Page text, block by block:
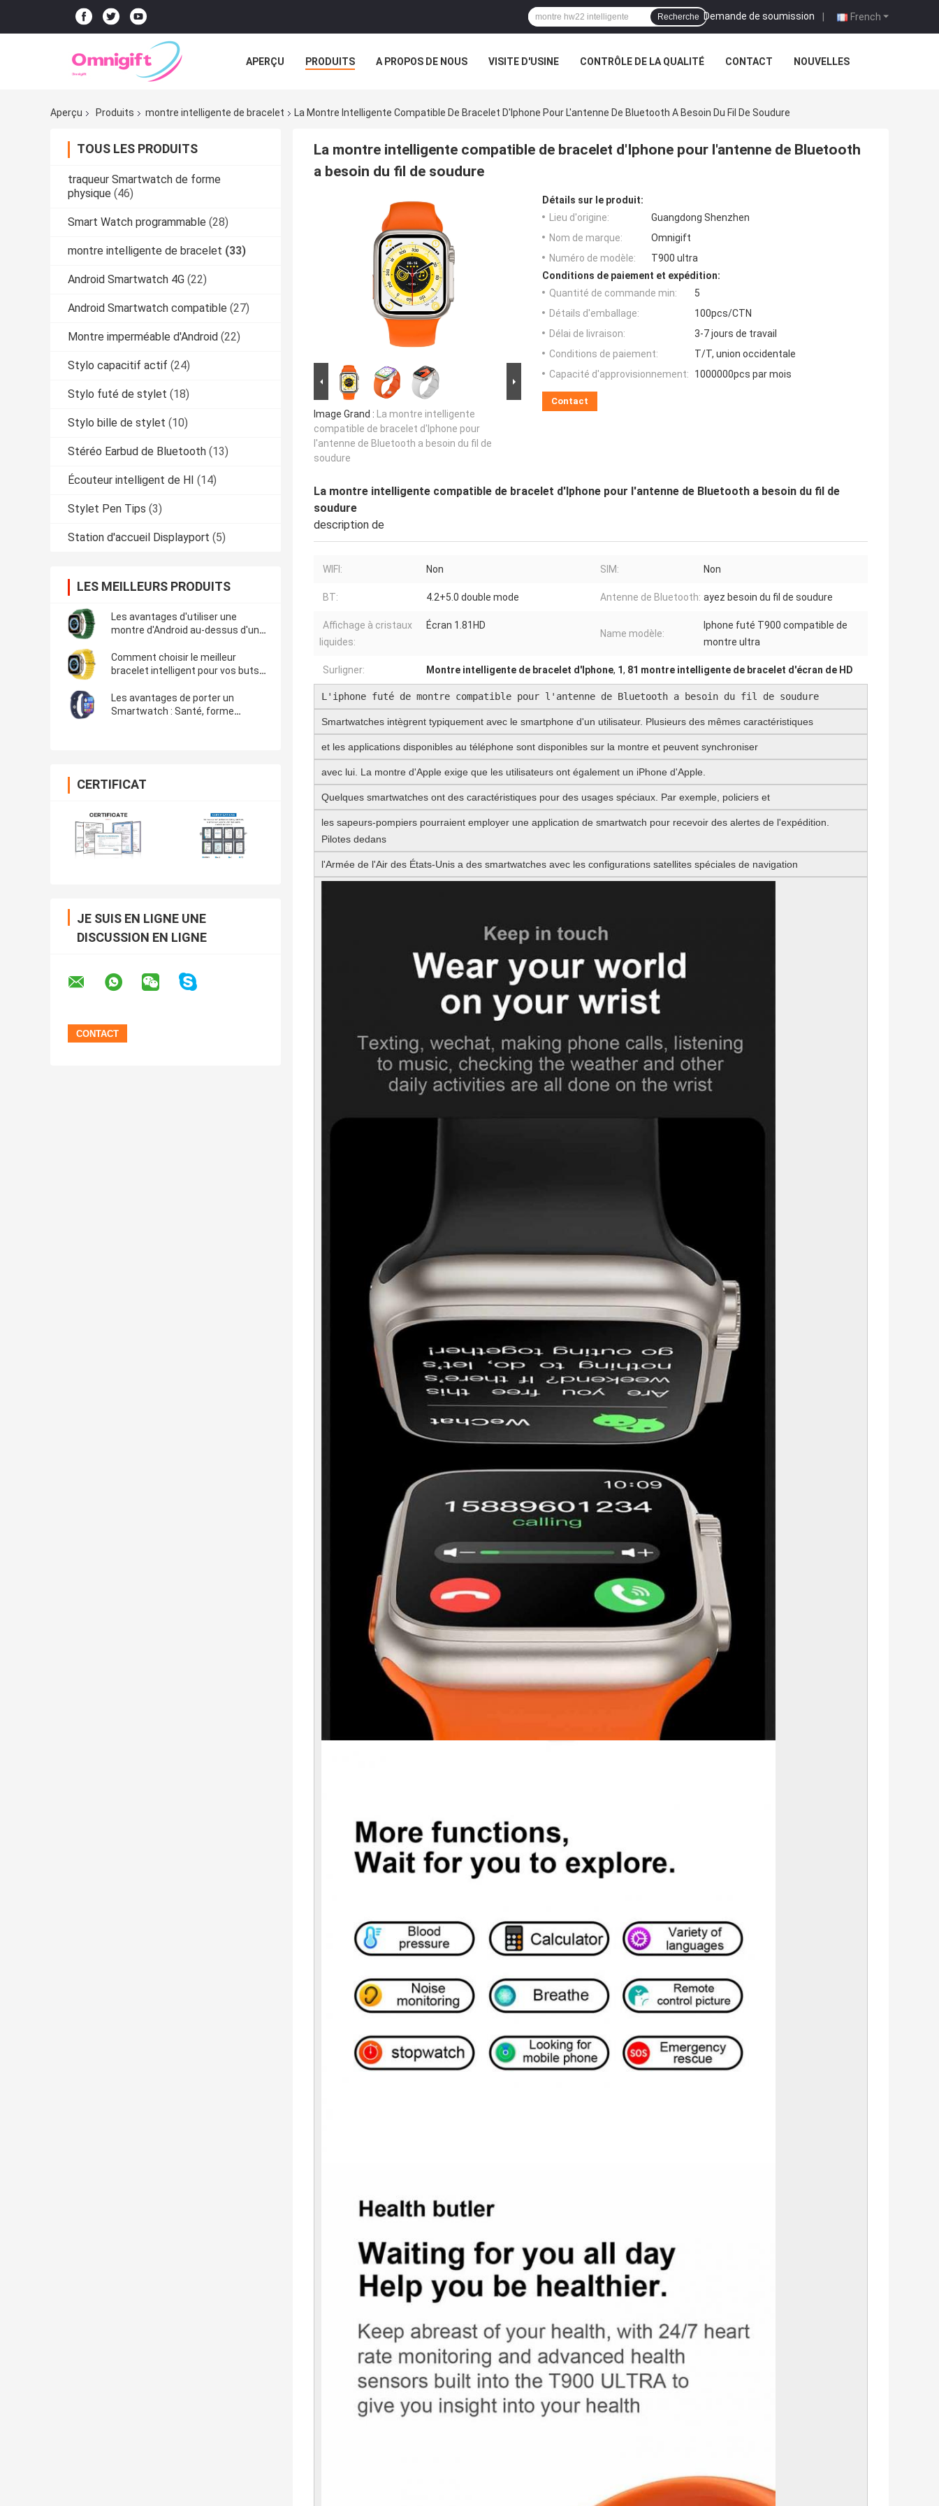
French
Demande de soumission |
Recherche
APERÇU PRODUITS A PROPOS DE NOUS VISITE D'USINE CONTRÔLE DE LA QUALITÉ CONTACT NOUVELLES
Aperçu Produits montre intelligente de bracelet La Montre Intelligente Compatible De Bracelet D'Iphone Pour L'antenne De Bluetooth A Besoin Du Fil De Soudure
TOUS LES PRODUITS
traqueur Smartwatch de forme
physique (46)
Smart Watch programmable (28)
montre intelligente de bracelet (33)
Android Smartwatch 4G (22)
Android Smartwatch compatible (27)
Montre imperméable d'Android (22)
Stylo capacitif actif (24)
Stylo futé de stylet (18)
Stylo bille de stylet (10)
Stéréo Earbud de Bluetooth (13)
Écouteur intelligent de HI (14)
Stylet Pen Tips (3)
Station d'accueil Displayport (5)
LES MEILLEURS PRODUITS
Les avantages d'utiliser une
montre d'Android au-dessus d'une
Comment choisir le meilleur
bracelet intelligent pour vos buts
Les avantages de porter un
Smartwatch : Santé, forme
CERTIFICAT
JE SUIS EN LIGNE UNE
DISCUSSION EN LIGNE
La montre intelligente compatible de bracelet d'Iphone pour l'antenne de Bluetooth
a besoin du fil de soudure
Image Grand : La montre intelligente
compatible de bracelet d'Iphone pour
l'antenne de Bluetooth a besoin du fil de
soudure
Détails sur le produit:
Lieu d'origine:
Guangdong Shenzhen
Nom de marque:
Omnigift
Numéro de modèle:
T900 ultra
Conditions de paiement et expédition:
Quantité de commande min:
5
Détails d'emballage:
100pcs/CTN
Délai de livraison:
3-7 jours de travail
Conditions de paiement:
T/T, union occidentale
Capacité d'approvisionnement:
1000000pcs par mois
Contact
La montre intelligente compatible de bracelet d'Iphone pour l'antenne de Bluetooth a besoin du fil de
soudure
description de
WIFI: Non SIM: Non
BT: 4.2+5.0 double mode Antenne de Bluetooth: ayez besoin du fil de soudure
Affichage à cristaux
liquides:
Écran 1.81HD
Name modèle:
Iphone futé T900 compatible de
montre ultra
Surligner: Montre intelligente de bracelet d'Iphone, 1, 81 montre intelligente de bracelet d'écran de HD
L'iphone futé de montre compatible pour l'antenne de Bluetooth a besoin du fil de soudure
Smartwatches intègrent typiquement avec le smartphone d'un utilisateur. Plusieurs des mêmes caractéristiques
et les applications disponibles au téléphone sont disponibles sur la montre et peuvent synchroniser
avec lui. La montre d'Apple exige que les utilisateurs ont également un iPhone d'Apple.
Quelques smartwatches ont des caractéristiques pour des usages spéciaux. Par exemple, policiers et
les sapeurs-pompiers pourraient employer une application de smartwatch pour recevoir des alertes de l'expédition.
Pilotes dedans
l'Armée de l'Air des États-Unis a des smartwatches avec les configurations satellites spéciales de navigation